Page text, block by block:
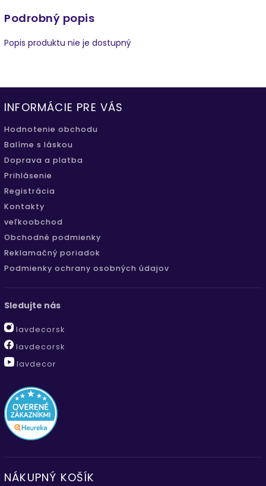
Podrobný popis
Popis produktu nie je dostupný
INFORMÁCIE PRE VÁS
Hodnotenie obchodu
Balíme s láskou
Doprava a platba
Prihlásenie
Registrácia
Kontakty
veľkoobchod
Obchodné podmienky
Reklamačný poriadok
Podmienky ochrany osobných údajov
Sledujte nás
lavdecorsk
lavdecorsk
lavdecor
NÁKUPNÝ KOŠÍK